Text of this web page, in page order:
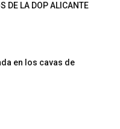
DE LA DOP ALICANTE
en los cavas de